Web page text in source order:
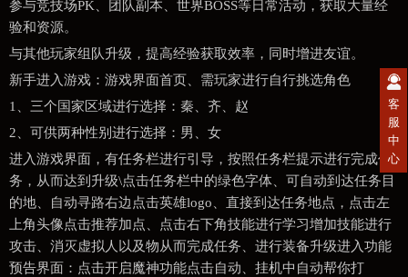
参与竞技场PK、团队副本、世界BOSS等日常活动，获取大量经
验和资源。
与其他玩家组队升级，提高经验获取效率，同时增进友谊。
新手进入游戏：游戏界面首页、需玩家进行自行挑选角色
1、三个国家区域进行选择：秦、齐、赵
2、可供两种性别进行选择：男、女
进入游戏界面，有任务栏进行引导，按照任务栏提示进行完成任
务，从而达到升级\点击任务栏中的绿色字体、可自动到达任务目
的地、自动寻路右边点击英雄logo、直接到达任务地点，点击左
上角头像点击推荐加点、点击右下角技能进行学习增加技能进行
攻击、消灭虚拟人以及物从而完成任务、进行装备升级进入功能
预告界面：点击开启魔神功能点击自动、挂机中自动帮你打
客
服
中
心